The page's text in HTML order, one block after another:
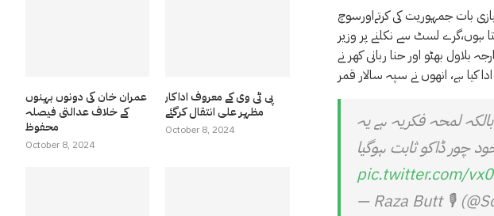
بات جمہوریت کی کرتےاورسوچ
ہوں،گرے لسٹ سے نکلنے پر وزیر
بلاول بھٹو اور حنا ربانی کھر نے
کیا ہے، انھوں نے سپہ سالار قمر
لمحہ فکریہ ہے یہ
ڈاکو ثابت ہوگیا
pic.twitter.com/
— Raza Butt 🎙️
عمران خان کی دونوں بہنوں
کے خلاف عدالتی فیصلہ
محفوظ
October 8, 2024
پی ٹی وی کے معروف اداکار
مظہر علی انتقال کرگئے
October 8, 2024